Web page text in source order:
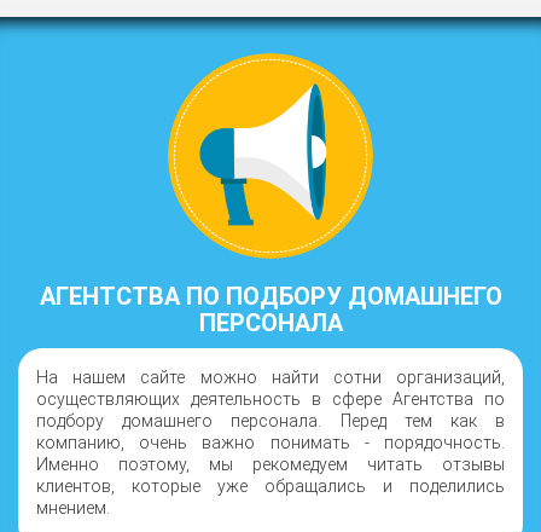
АГЕНТСТВА ПО ПОДБОРУ ДОМАШНЕГО
ПЕРСОНАЛА
На нашем сайте можно найти сотни организаций,
осуществляющих деятельность в сфере Агентства по
подбору домашнего персонала. Перед тем как в
компанию, очень важно понимать - порядочность.
Именно поэтому, мы рекомедуем читать отзывы
клиентов, которые уже обращались и поделились
мнением.